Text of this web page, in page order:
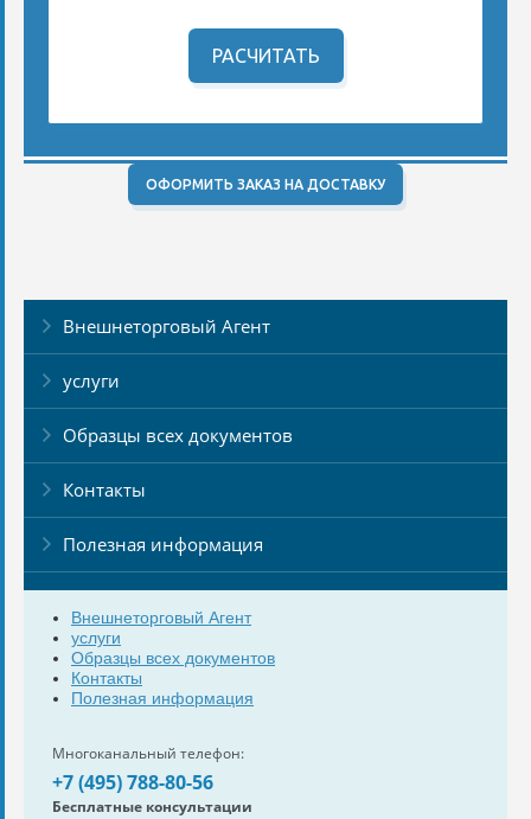
РАСЧИТАТЬ
ОФОРМИТЬ ЗАКАЗ НА ДОСТАВКУ
Внешнеторговый Агент
услуги
Образцы всех документов
Контакты
Полезная информация
Внешнеторговый Агент
услуги
Образцы всех документов
Контакты
Полезная информация
Многоканальный телефон:
+7 (495) 788-80-56
Бесплатные консультации